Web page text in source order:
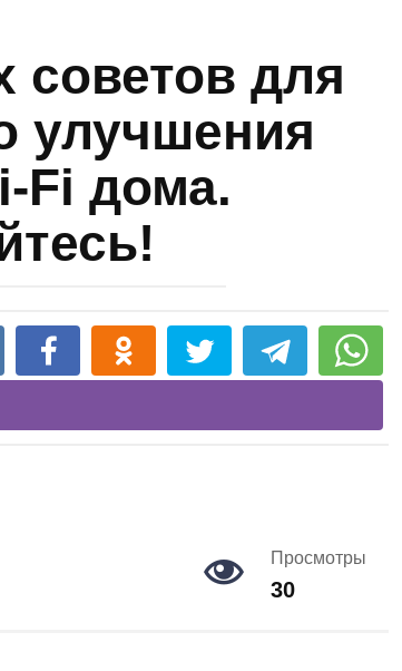
советов для
улучшения
Fi дома.
Просмотры
30